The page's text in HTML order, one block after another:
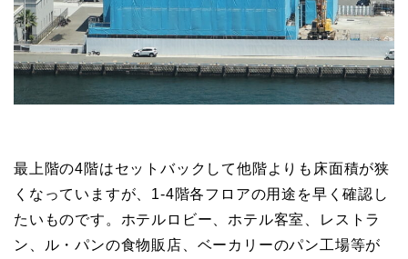
最上階の4階はセットバックして他階よりも床面積が狭
くなっていますが、1-4階各フロアの用途を早く確認し
たいものです。ホテルロビー、ホテル客室、レストラ
ン、ル・パンの食物販店、ベーカリーのパン工場等が